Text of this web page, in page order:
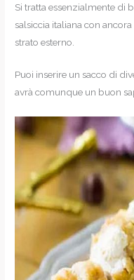
Si tratta essenzialmente di
salsiccia italiana con
strato esterno.
Puoi inserire un sacco di
avrà comunque un buon